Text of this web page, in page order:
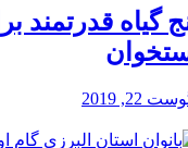
گیاه قدرتمند
22, 2019